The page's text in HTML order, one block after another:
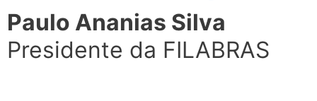
Paulo Ananias Silva
Presidente da FILABRAS